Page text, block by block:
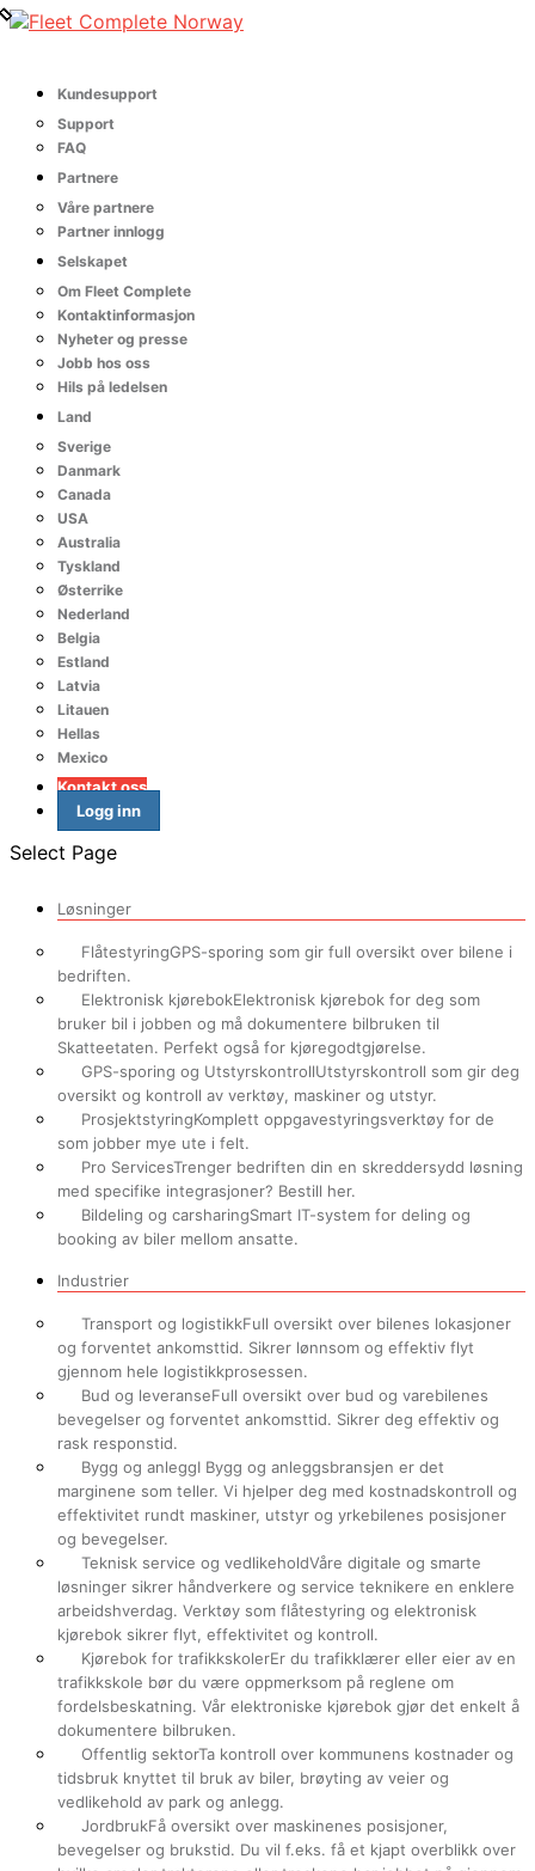
Kundesupport
Support
FAQ
Partnere
Våre partnere
Partner innlogg
Selskapet
Om Fleet Complete
Kontaktinformasjon
Nyheter og presse
Jobb hos oss
Hils på ledelsen
Land
Sverige
Danmark
Canada
USA
Australia
Tyskland
Østerrike
Nederland
Belgia
Estland
Latvia
Litauen
Hellas
Mexico
Kontakt oss
Logg inn
Select Page
Løsninger
FlåtestyringGPS-sporing som gir full oversikt over bilene i
bedriften.
Elektronisk kjørebokElektronisk kjørebok for deg som
bruker bil i jobben og må dokumentere bilbruken til
Skatteetaten. Perfekt også for kjøregodtgjørelse.
GPS-sporing og UtstyrskontrollUtstyrskontroll som gir deg
oversikt og kontroll av verktøy, maskiner og utstyr.
ProsjektstyringKomplett oppgavestyringsverktøy for de
som jobber mye ute i felt.
Pro ServicesTrenger bedriften din en skreddersydd løsning
med specifike integrasjoner? Bestill her.
Bildeling og carsharingSmart IT-system for deling og
booking av biler mellom ansatte.
Industrier
Transport og logistikkFull oversikt over bilenes lokasjoner
og forventet ankomsttid. Sikrer lønnsom og effektiv flyt
gjennom hele logistikkprosessen.
Bud og leveranseFull oversikt over bud og varebilenes
bevegelser og forventet ankomsttid. Sikrer deg effektiv og
rask responstid.
Bygg og anleggI Bygg og anleggsbransjen er det
marginene som teller. Vi hjelper deg med kostnadskontroll og
effektivitet rundt maskiner, utstyr og yrkebilenes posisjoner
og bevegelser.
Teknisk service og vedlikeholdVåre digitale og smarte
løsninger sikrer håndverkere og service teknikere en enklere
arbeidshverdag. Verktøy som flåtestyring og elektronisk
kjørebok sikrer flyt, effektivitet og kontroll.
Kjørebok for trafikkskolerEr du trafikklærer eller eier av en
trafikkskole bør du være oppmerksom på reglene om
fordelsbeskatning. Vår elektroniske kjørebok gjør det enkelt å
dokumentere bilbruken.
Offentlig sektorTa kontroll over kommunens kostnader og
tidsbruk knyttet til bruk av biler, brøyting av veier og
vedlikehold av park og anlegg.
JordbrukFå oversikt over maskinenes posisjoner,
bevegelser og brukstid. Du vil f.eks. få et kjapt overblikk over